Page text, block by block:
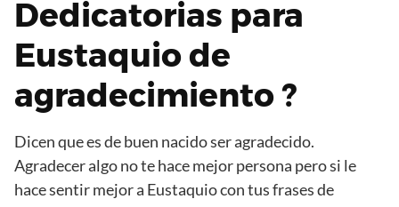
Dedicatorias para
Eustaquio de
agradecimiento ?
Dicen que es de buen nacido ser agradecido.
Agradecer algo no te hace mejor persona pero si le
hace sentir mejor a Eustaquio con tus frases de